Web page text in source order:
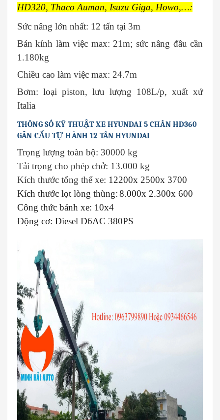
HD320, Thaco Auman, Isuzu Giga, Howo,…:
Sức nâng lớn nhất: 12 tấn tại 3m
Bán kính làm việc max: 21m; sức nâng đầu cần
1.180kg
Chiều cao làm việc max: 24.7m
Bơm: loại piston, lưu lượng 108L/p, xuất xứ
Italia
THÔNG SỐ KỸ THUẬT XE HYUNDAI 5 CHÂN HD360
GẮN CẨU TỰ HÀNH 12 TẤN HYUNDAI
Trọng lượng toàn bộ: 30000 kg
Tải trọng cho phép chở: 13.000 kg
Kích thước tổng thể xe: 12200x 2500x 3700
Kích thước lọt lòng thùng:8.000x 2.300x 600
Công thức bánh xe: 10x4
Động cơ: Diesel D6AC 380PS